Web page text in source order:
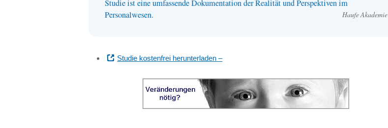
Studie ist eine umfassende Dokumentation der Realität und Perspektiven im
Personalwesen.
Haufe Akademie
Studie kostenfrei herunterladen –